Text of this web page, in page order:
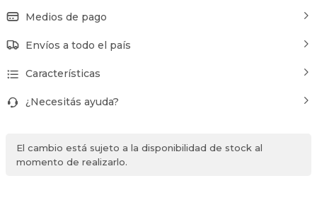
Medios de pago
Envíos a todo el país
Características
¿Necesitás ayuda?
El cambio está sujeto a la disponibilidad de stock al
momento de realizarlo.